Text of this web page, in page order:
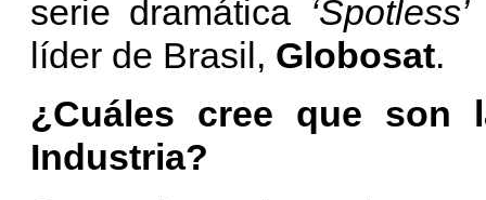
serie dramática ‘Spotless’
líder de Brasil, Globosat.
¿Cuáles cree que son
Industria?